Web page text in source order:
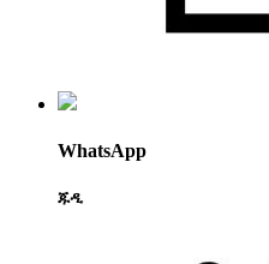
WhatsApp
ጁዲ